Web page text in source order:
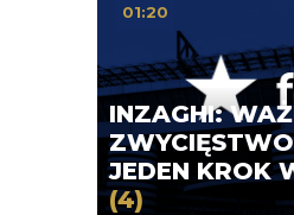
INZAGHI:
JEDEN KROK
(4)
01:20